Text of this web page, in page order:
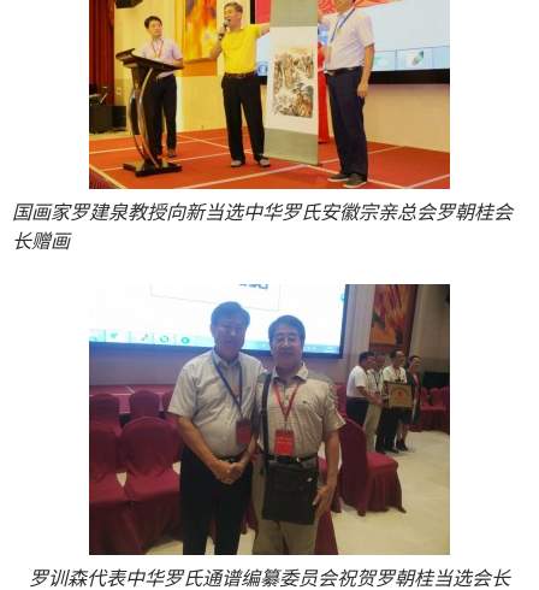
国画家罗建泉教授向新当选中华罗氏安徽宗亲总会罗朝桂会
长赠画
罗训森代表中华罗氏通谱编纂委员会祝贺罗朝桂当选会长